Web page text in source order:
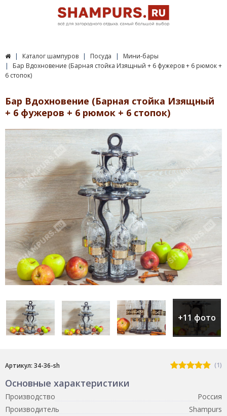
Каталог шампуров Посуда
Мини-бары
Бар Вдохновение (Барная стойка Изящный + 6 фужеров + 6 рюмок +
6 стопок)
Бар Вдохновение (Барная стойка Изящный
+ 6 фужеров + 6 рюмок + 6 стопок)
+11 фото
Артикул: 34-36-sh (1)
Основные характеристики
Производство
Россия
Производитель
Shampurs